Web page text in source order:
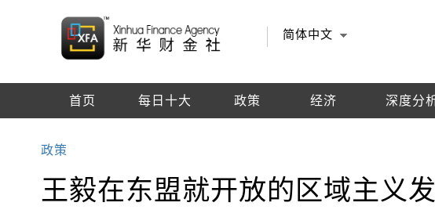
简体中文
首页 每日十大 政策 经济 深度分
政策
王毅在东盟就开放的区域主义